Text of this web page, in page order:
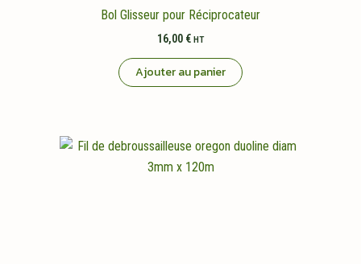
Bol Glisseur pour Réciprocateur
16,00 € HT
Ajouter au panier